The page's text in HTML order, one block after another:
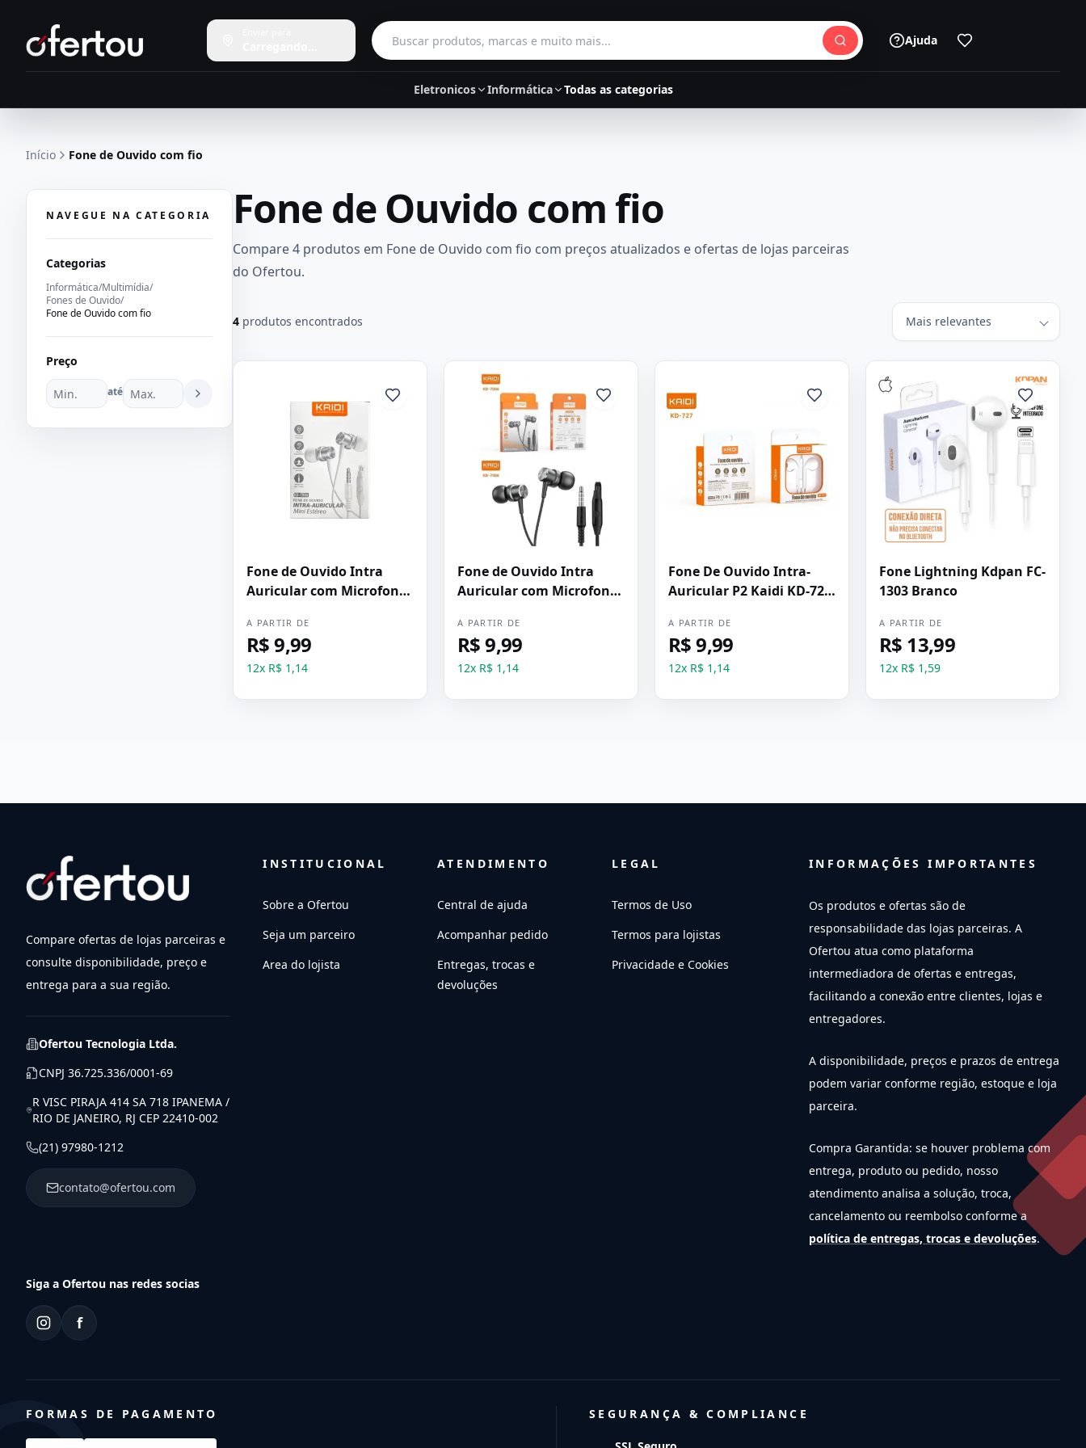
Buscar produtos
Ajuda
Eletronicos Informática Todas as categorias
Início Fone de Ouvido com fio
NAVEGUE NA CATEGORIA
Categorias
Informática/Multimídia/
Fones de Ouvido/
Fone de Ouvido com fio
Preço
até
Fone de Ouvido com fio
Compare4 produtos em Fone de Ouvido com fio com preços atualizados e ofertas de lojas parceiras
do Ofertou.
4 produtos encontrados
Ordenar produtos
Fone de Ouvido Intra
Auricular com Microfone
A PARTIR DE
R$ 9,99
12x R$ 1,14
Fone de Ouvido Intra
Auricular com Microfone
A PARTIR DE
R$ 9,99
12x R$ 1,14
Fone De Ouvido Intra-
Auricular P2 Kaidi KD-727
A PARTIR DE
R$ 9,99
12x R$ 1,14
Fone Lightning Kdpan FC-
1303 Branco
A PARTIR DE
R$ 13,99
12x R$ 1,59
Compare ofertas de lojas parceiras e
consulte disponibilidade, preço e
entrega para a sua região.
Ofertou Tecnologia Ltda.
CNPJ 36.725.336/0001-69
R VISC PIRAJA 414 SA 718 IPANEMA /
RIO DE JANEIRO, RJ CEP 22410-002
(21) 97980-1212
contato@ofertou.com
INSTITUCIONAL
Sobre a Ofertou
Seja um parceiro
Area do lojista
ATENDIMENTO
Central de ajuda
Acompanhar pedido
Entregas, trocas e
devoluções
LEGAL
Termos de Uso
Termos para lojistas
Privacidade e Cookies
INFORMAÇÕES IMPORTANTES
Os produtos e ofertas são de
responsabilidade das lojas parceiras. A
Ofertou atua como plataforma
intermediadora de ofertas e entregas,
facilitando a conexão entre clientes, lojas e
entregadores.
A disponibilidade, preços e prazos de entrega
podem variar conforme região, estoque e loja
parceira.
Compra Garantida: se houver problema com
entrega, produto ou pedido, nosso
atendimento analisa a solução, troca,
cancelamento ou reembolso conforme a
política de entregas, trocas e devoluções.
Siga a Ofertou nas redes socias
f
FORMAS DE PAGAMENTO SEGURANÇA & COMPLIANCE